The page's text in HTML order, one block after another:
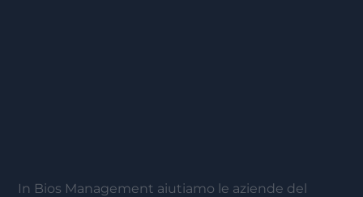
In Bios Management aiutiamo le aziende del